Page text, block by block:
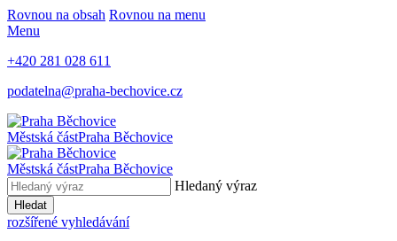
Rovnou na obsah Rovnou na menu
Menu
+420 281 028 611
podatelna@praha-bechovice.cz
Městská částPraha Běchovice
Městská částPraha Běchovice
Hledaný výraz
Hledat
rozšířené vyhledávání